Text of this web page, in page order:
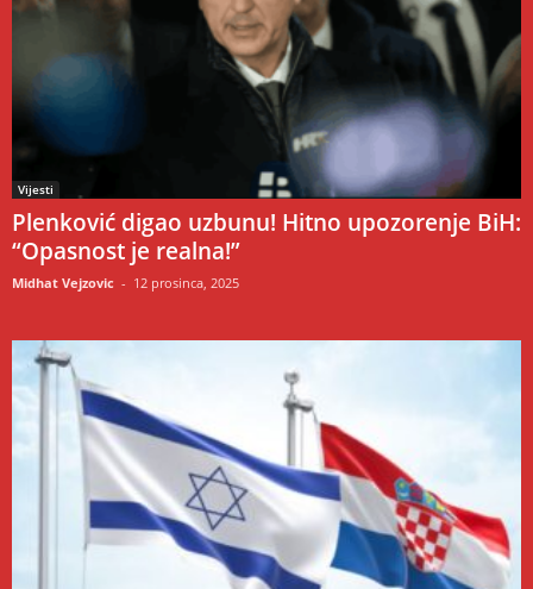
Vijesti
Plenković digao uzbunu! Hitno upozorenje BiH:
“Opasnost je realna!”
Midhat Vejzovic - 12 prosinca, 2025